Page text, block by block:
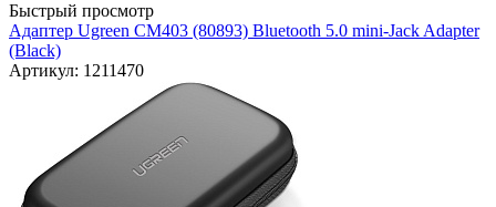
Быстрый просмотр
Адаптер Ugreen CM403 (80893) Bluetooth 5.0 mini-Jack Adapter
(Black)
Артикул: 1211470